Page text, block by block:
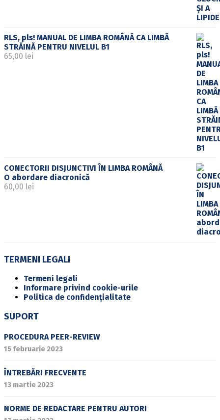
RLS, pls! MANUAL DE LIMBA ROMÂNĂ CA LIMBĂ
STRĂINĂ PENTRU NIVELUL B1
65,00 lei
CONECTORII DISJUNCTIVI ÎN LIMBA ROMÂNĂ
O abordare diacronică
60,00 lei
TERMENI LEGALI
Termeni legali
Informare privind cookie-urile
Politica de confidențialitate
SUPORT
PROCEDURA PEER-REVIEW
15 februarie 2023
ÎNTREBĂRI FRECVENTE
13 martie 2023
NORME DE REDACTARE PENTRU AUTORI